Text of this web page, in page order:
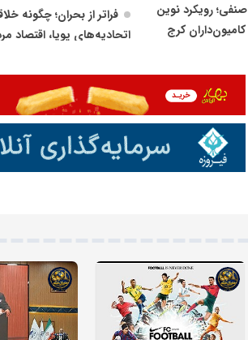
رویکرد نوین
کرج
فراتر از بحران؛ چگونه
اتحادیه‌های پویا، اقتصاد
نخبگان و مدیران
اجرای برنامه ملی پزشکی
از توربین‌های گازی تا
ایرانی؛ داستان خلاقیت
میرزایی سهامدار برند موتور
شبکه خبری مدیران نابغه شبکه